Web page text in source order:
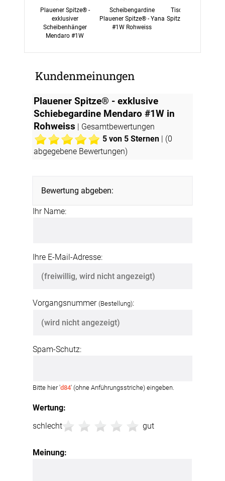
Plauener Spitze® -
exklusiver
Scheibenhänger
Mendaro #1W
Scheibengardine
Plauener Spitze® - Yana
#1W Rohweiss
Tischläufer
Spitze® - Mendaro
Kundenmeinungen
Plauener Spitze® - exklusive
Schiebegardine Mendaro #1W in
Rohweiss | Gesamtbewertungen
5 von 5 Sternen | (0
abgegebene Bewertungen)
Bewertung abgeben:
Wertung:
schlecht
gut
Meinung:
Ihr Name:
Ihre E-Mail-Adresse:
Vorgangsnummer (Bestellung):
Spam-Schutz:
Bitte hier 'd84' (ohne Anführungsstriche) eingeben.